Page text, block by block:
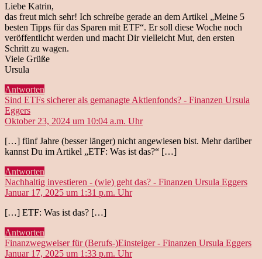
Liebe Katrin,
das freut mich sehr! Ich schreibe gerade an dem Artikel „Meine 5
besten Tipps für das Sparen mit ETF“. Er soll diese Woche noch
veröffentlicht werden und macht Dir vielleicht Mut, den ersten
Schritt zu wagen.
Viele Grüße
Ursula
Antworten
Sind ETFs sicherer als gemanagte Aktienfonds? - Finanzen Ursula
Eggerssagt:
Oktober 23, 2024 um 10:04 a.m. Uhr
[…] fünf Jahre (besser länger) nicht angewiesen bist. Mehr darüber
kannst Du im Artikel „ETF: Was ist das?“ […]
Antworten
Nachhaltig investieren - (wie) geht das? - Finanzen Ursula Eggers
Januar 17, 2025 um 1:31 p.m. Uhr
[…] ETF: Was ist das? […]
Antworten
Finanzwegweiser für (Berufs-)Einsteiger - Finanzen Ursula Eggers
Januar 17, 2025 um 1:33 p.m. Uhr